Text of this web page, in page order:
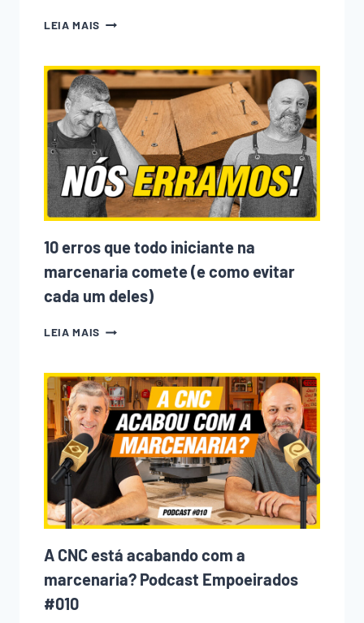
LEIA MAIS POR
TANTA
GENTE
ENTRANDO
NA
MARCENARIA?
ENTENDA
O
QUE
MUDOU
NOS
ÚLTIMOS
10 erros que todo iniciante na
marcenaria comete (e como evitar
cada um deles)
LEIA MAIS 10
TODO
INICIANTE
NA
MARCENARIA
COMETE
(E
COMO
EVITAR
CADA
UM
DELES)
A CNC está acabando com a
marcenaria? Podcast Empoeirados
#010